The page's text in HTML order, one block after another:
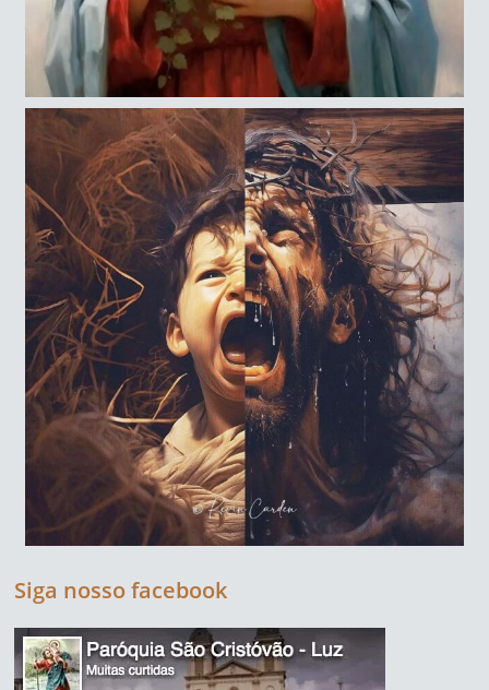
Siga nosso facebook